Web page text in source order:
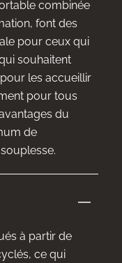
combinée
font des
pour ceux qui
souhaitent
les accueillir
pour tous
du
de
à partir de
ce qui